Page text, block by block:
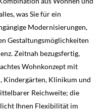
was Sie für ein
Modernisierungen,
Gestaltungsmöglichkeiten
Zeitnah bezugsfertig,
Wohnkonzept mit
Kindergärten, Klinikum und
Reichweite; die
Ihnen Flexibilität im